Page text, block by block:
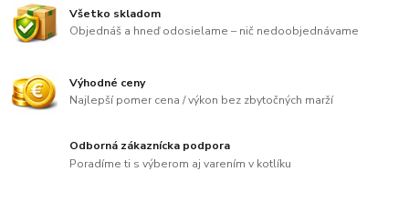
Všetko skladom
Objednáš a hneď odosielame – nič nedoobjednávame
Výhodné ceny
Najlepší pomer cena / výkon bez zbytočných marží
Odborná zákaznícka podpora
Poradíme ti s výberom aj varením v kotlíku